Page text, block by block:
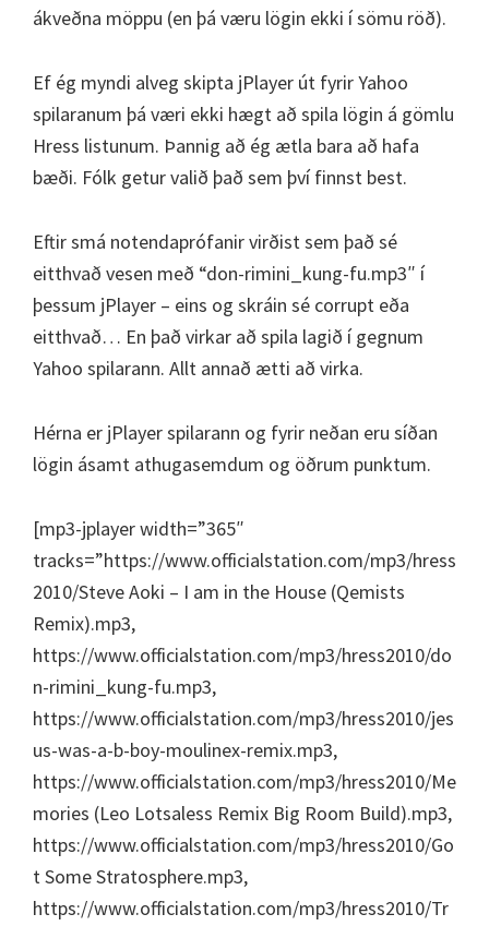
ákveðna möppu (en þá væru lögin ekki í sömu röð).
Ef ég myndi alveg skipta jPlayer út fyrir Yahoo
spilaranum þá væri ekki hægt að spila lögin á gömlu
Hress listunum. Þannig að ég ætla bara að hafa
bæði. Fólk getur valið það sem því finnst best.
Eftir smá notendaprófanir virðist sem það sé
eitthvað vesen með “don-rimini_kung-fu.mp3″ í
þessum jPlayer – eins og skráin sé corrupt eða
eitthvað… En það virkar að spila lagið í gegnum
Yahoo spilarann. Allt annað ætti að virka.
Hérna er jPlayer spilarann og fyrir neðan eru síðan
lögin ásamt athugasemdum og öðrum punktum.
[mp3-jplayer width=”365″
tracks=”https://www.officialstation.com/mp3/hress
2010/Steve Aoki – I am in the House (Qemists
Remix).mp3,
https://www.officialstation.com/mp3/hress2010/do
n-rimini_kung-fu.mp3,
https://www.officialstation.com/mp3/hress2010/jes
us-was-a-b-boy-moulinex-remix.mp3,
https://www.officialstation.com/mp3/hress2010/Me
mories (Leo Lotsaless Remix Big Room Build).mp3,
https://www.officialstation.com/mp3/hress2010/Go
t Some Stratosphere.mp3,
https://www.officialstation.com/mp3/hress2010/Tr